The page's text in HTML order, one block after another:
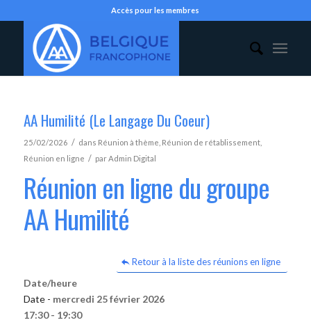
Accès pour les membres
AA Humilité (Le Langage Du Coeur)
25/02/2026 / dans Réunion à thème Réunion de rétablissement,
Réunion en ligne / parAdmin Digital
Réunion en ligne du groupe
AA Humilité
Retour à la liste des réunions en ligne
Date/heure
Date - mercredi 25 février 2026
17:30 - 19:30